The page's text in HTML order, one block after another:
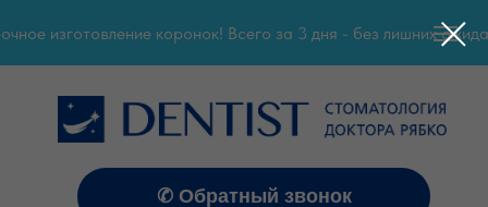
изготовление коронок! Всего за 3 дня - без лишних
✆ Обратный звонок